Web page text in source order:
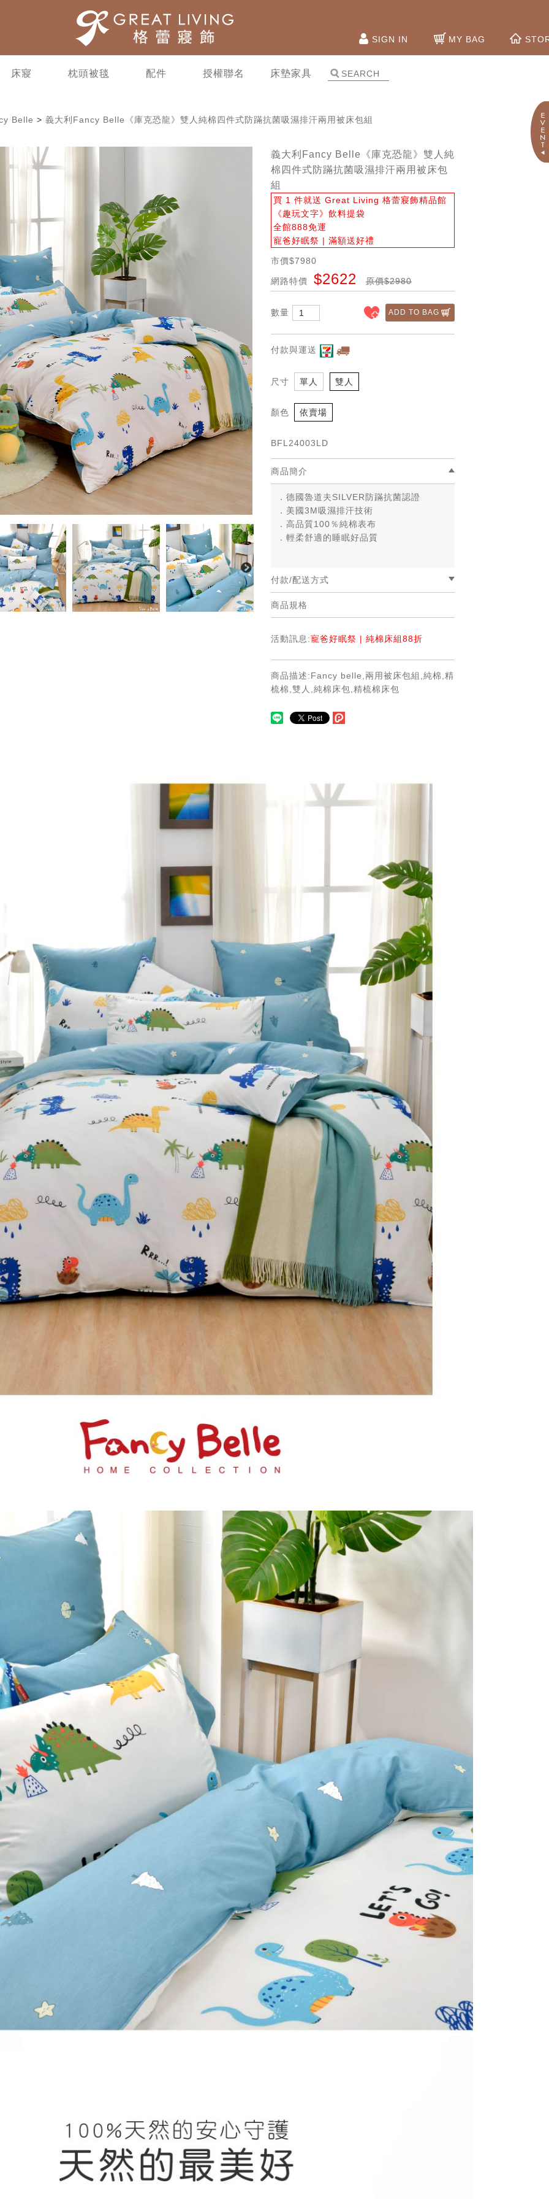
床寢 枕頭被毯 配件 授權聯名 床墊家具
SIGN IN MY BAG
Belle > 義大利Fancy Belle《庫克恐龍》雙人純棉四件式防蹣抗菌吸濕排汗兩用被床包組
義大利Fancy Belle《庫克恐龍》雙人純
棉四件式防蹣抗菌吸濕排汗兩用被床包
組
買 1 件就送 Great Living 格蕾寢飾精品館
《趣玩文字》飲料提袋
全館888免運
寵爸好眠祭 | 滿額送好禮
市價$7980
網路特價 $2622 原價$2980
數量 ADD TO BAG
付款與運送
尺寸 單人 雙人
顏色 依賣場
BFL24003LD
商品簡介
．德國魯道夫SILVER防蹣抗菌認證
．美國3M吸濕排汗技術
．高品質100％純棉表布
．輕柔舒適的睡眠好品質
付款/配送方式
☆付款方式：線上刷卡/LINE PAY/ATM匯
款/貨到付款
☆配送方式 ：貨運宅配(本島及離島指定
區域)/國際EMS配送/7-11超商取貨
☆運費說明
-本島運費：宅配:100 超商取貨:80，全館
滿千免運。若有運費優惠請以活動公告為
-離島運費：宅配配送外島（澎湖、金門、
馬祖），單箱運費200元(超商取貨不提供
商品規格
活動訊息:寵爸好眠祭 | 純棉床組88折
商品描述:Fancy belle,兩用被床包組,純棉,精
梳棉,雙人,純棉床包,精梳棉床包